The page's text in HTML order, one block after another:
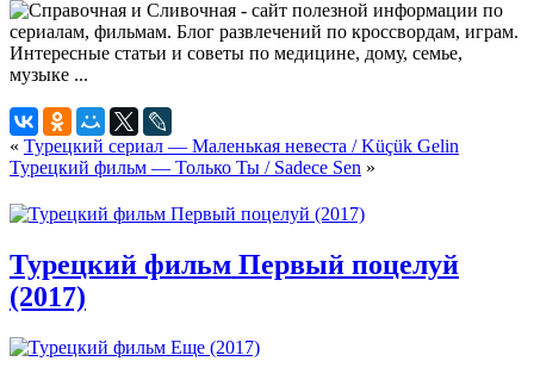
« Турецкий сериал — Маленькая невеста / Küçük Gelin
Турецкий фильм — Только Ты / Sadece Sen »
Турецкий фильм Первый поцелуй
(2017)